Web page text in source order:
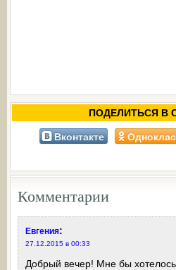
ПОДЕЛИТЬСЯ В
Вконтакте
Комментарии
Евгения:
27.12.2015 в 00:33
Добрый вечер! Мне бы хотелось